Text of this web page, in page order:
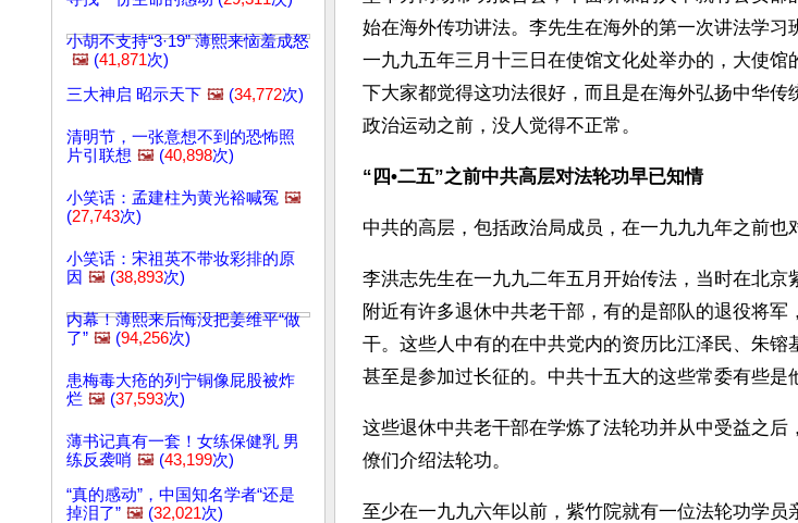
小胡不支持“3·19” 薄熙来恼羞成怒
🖼️ (41,871次)
三大神启 昭示天下 🖼️ (34,772次)
清明节，一张意想不到的恐怖照
片引联想 🖼️ (40,898次)
小笑话：孟建柱为黄光裕喊冤 🖼️
(27,743次)
小笑话：宋祖英不带妆彩排的原
因 🖼️ (38,893次)
内幕！薄熙来后悔没把姜维平“做
了” 🖼️ (94,256次)
患梅毒大疮的列宁铜像屁股被炸
烂 🖼️ (37,593次)
薄书记真有一套！女练保健乳 男
练反袭哨 🖼️ (43,199次)
“真的感动”，中国知名学者“还是
掉泪了” 🖼️ (32,021次)
始在海外传功讲法。李先生在海外的第一次讲法学
一九九五年三月十三日在使馆文化处举办的，大使馆
下大家都觉得这功法很好，而且是在海外弘扬中华
政治运动之前，没人觉得不正常。
“四•二五”之前中共高层对法轮功早已知情
中共的高层，包括政治局成员，在一九九九年之前也
李洪志先生在一九九二年五月开始传法，当时在北
附近有许多退休中共老干部，有的是部队的退役将
干。这些人中有的在中共党内的资历比江泽民、朱镕
甚至是参加过长征的。中共十五大的这些常委有些是
这些退休中共老干部在学炼了法轮功并从中受益之后
僚们介绍法轮功。
至少在一九九六年以前，紫竹院就有一位法轮功学